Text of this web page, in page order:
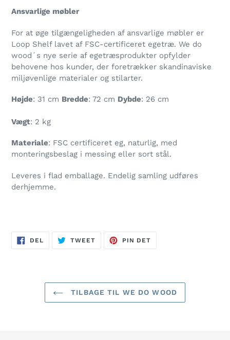
Ansvarlige møbler
For at øge tilgængeligheden af ansvarlige møbler er
Loop Shelf lavet af FSC-certificeret egetræ. We do
wood´s nye serie af egetræsprodukter opfylder
behovene hos kunder, der foretrækker skandinaviske
miljøvenlige materialer og stilarter.
Højde: 31 cm Bredde: 72 cm Dybde: 26 cm
Vægt: 2 kg
Materiale: FSC certificeret eg, naturlig, med
monteringsbeslag i messing eller sort stål.
Leveres i flad emballage. Endelig samling udføres
derhjemme.
DEL TWEETTWEET
PIN DET
TILBAGE TIL WE DO WOOD